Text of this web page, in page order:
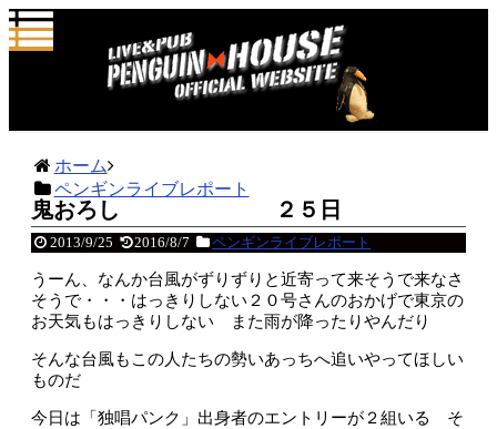
ホーム
ペンギンライブレポート
鬼おろし ２５日
2013/9/25 2016/8/7 ペンギンライブレポート
うーん、なんか台風がずりずりと近寄って来そうで来なさ
そうで・・・はっきりしない２０号さんのおかげで東京の
お天気もはっきりしない また雨が降ったりやんだり
そんな台風もこの人たちの勢いあっちへ追いやってほしい
ものだ
今日は「独唱パンク」出身者のエントリーが２組いる そ